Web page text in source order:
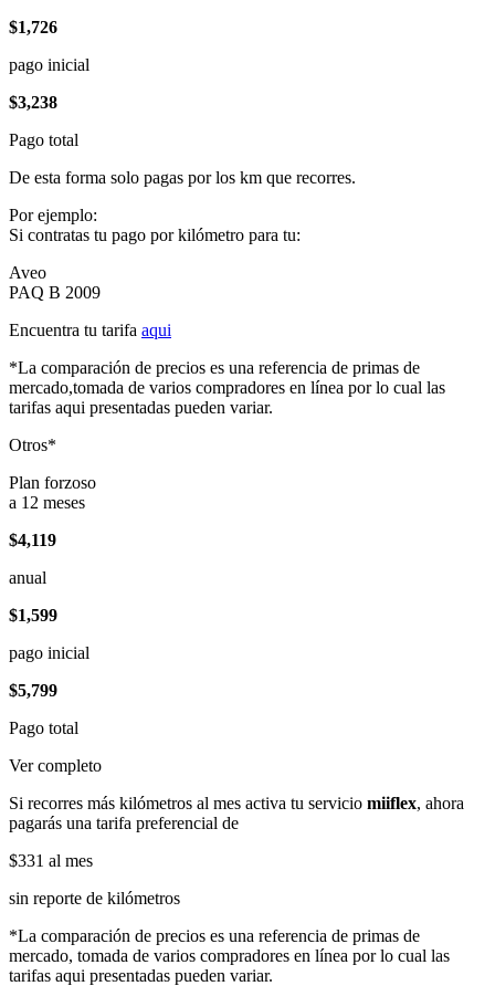
$1,726
pago inicial
$3,238
Pago total
De esta forma solo pagas por los km que recorres.
Por ejemplo:
Si contratas tu pago por kilómetro para tu:
Aveo
PAQ B 2009
Encuentra tu tarifa aqui
*La comparación de precios es una referencia de primas de
mercado,tomada de varios compradores en línea por lo cual las
tarifas aqui presentadas pueden variar.
Otros*
Plan forzoso
a 12 meses
$4,119
anual
$1,599
pago inicial
$5,799
Pago total
Ver completo
Si recorres más kilómetros al mes activa tu servicio miiflex, ahora
pagarás una tarifa preferencial de
$331 al mes
sin reporte de kilómetros
*La comparación de precios es una referencia de primas de
mercado, tomada de varios compradores en línea por lo cual las
tarifas aqui presentadas pueden variar.